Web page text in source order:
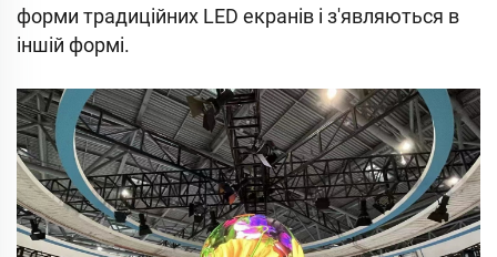
форми традиційних LED екранів і з'являються в
іншій формі.